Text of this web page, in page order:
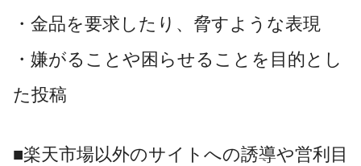
・金品を要求したり、脅すような表現
・嫌がることや困らせることを目的とし
た投稿
■楽天市場以外のサイトへの誘導や営利目